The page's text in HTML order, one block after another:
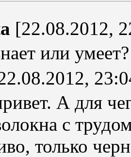
[22.08.2012,
или умеет?
А для
с
только